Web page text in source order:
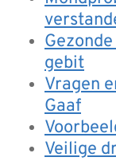
gebit
Vragen
Gaaf
Veilige